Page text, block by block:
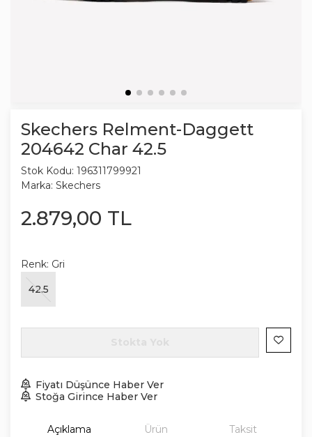
Skechers Relment-Daggett
204642 Char 42.5
Stok Kodu: 196311799921
Marka: Skechers
2.879,00 TL
Renk: Gri
42.5
Fiyatı Düşünce Haber Ver
Stoğa Girince Haber Ver
Açıklama
Ürün
Taksit